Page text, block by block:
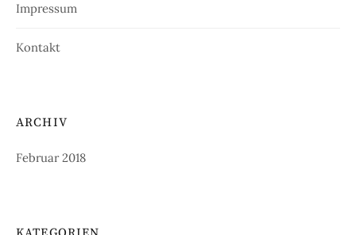
Impressum
Kontakt
ARCHIV
Februar 2018